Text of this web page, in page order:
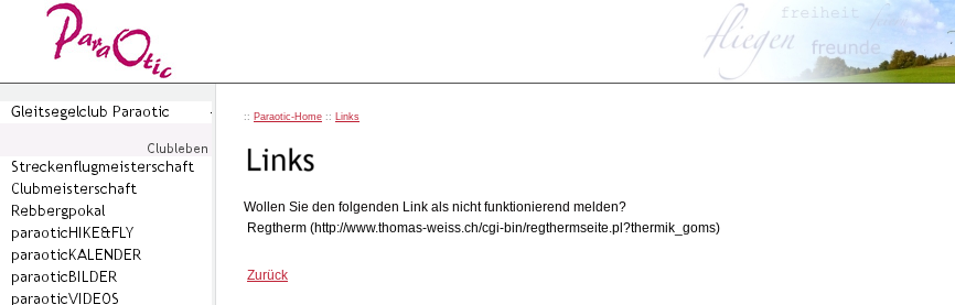
:: Paraotic-Home :: Links
Wollen Sie den folgenden Link als nicht funktionierend melden?
Regtherm (http://www.thomas-weiss.ch/cgi-bin/regthermseite.pl?thermik_goms)
Zurück